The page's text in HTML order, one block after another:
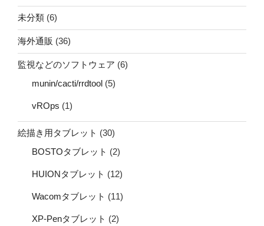
未分類 (6)
海外通販 (36)
監視などのソフトウェア (6)
munin/cacti/rrdtool (5)
vROps (1)
絵描き用タブレット (30)
BOSTOタブレット (2)
HUIONタブレット (12)
Wacomタブレット (11)
XP-Penタブレット (2)